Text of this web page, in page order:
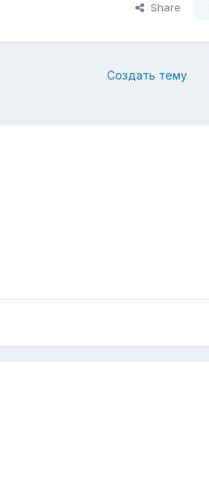
Share
Создать тему